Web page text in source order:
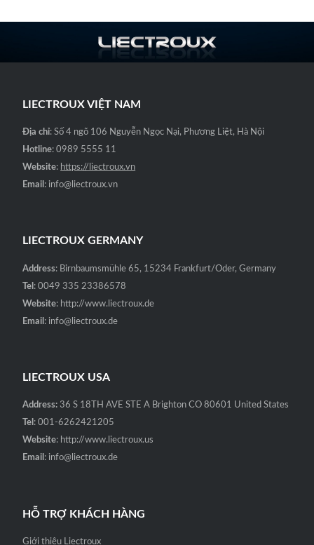
LIECTROUX VIỆT NAM
Địa chỉ: Số 4 ngõ 106 Nguyễn Ngọc Nại, Phương Liệt, Hà Nội
Hotline: 0989 5555 11
Website: https://liectroux.vn
Email : info@liectroux.vn
LIECTROUX GERMANY
Address: Birnbaumsmühle 65, 15234 Frankfurt/Oder, Germany
Tel : 0049 335 23386578
Website: http://www.liectroux.de
Email : info@liectroux.de
LIECTROUX USA
Address: 36 S 18TH AVE STE A Brighton CO 80601 United States
Tel : 001-6262421205
Website: http://www.liectroux.us
Email : info@liectroux.de
HỖ TRỢ KHÁCH HÀNG
Giới thiệu Liectroux